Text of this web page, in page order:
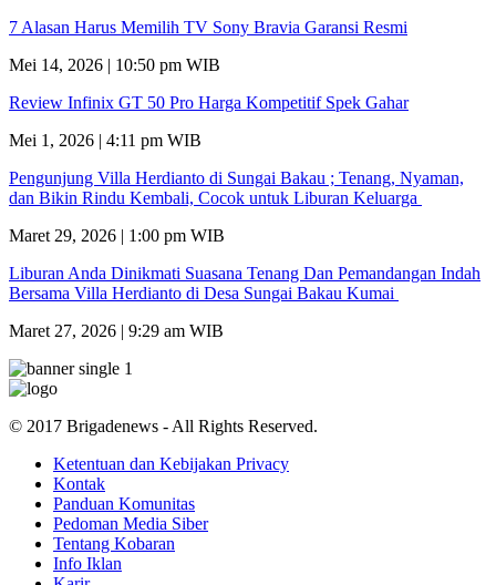
7 Alasan Harus Memilih TV Sony Bravia Garansi Resmi
Mei 14, 2026 | 10:50 pm WIB
Review Infinix GT 50 Pro Harga Kompetitif Spek Gahar
Mei 1, 2026 | 4:11 pm WIB
Pengunjung Villa Herdianto di Sungai Bakau ; Tenang, Nyaman,
dan Bikin Rindu Kembali, Cocok untuk Liburan Keluarga
Maret 29, 2026 | 1:00 pm WIB
Liburan Anda Dinikmati Suasana Tenang Dan Pemandangan Indah
Bersama Villa Herdianto di Desa Sungai Bakau Kumai
Maret 27, 2026 | 9:29 am WIB
© 2017 Brigadenews - All Rights Reserved.
Ketentuan dan Kebijakan Privacy
Kontak
Panduan Komunitas
Pedoman Media Siber
Tentang Kobaran
Info Iklan